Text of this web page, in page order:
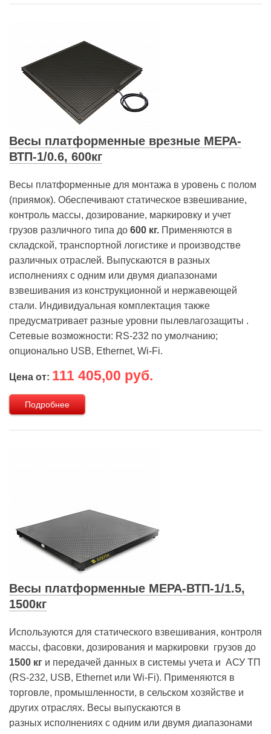
Весы платформенные врезные МЕРА-
ВТП-1/0.6, 600кг
Весы платформенные для монтажа в уровень с полом
(приямок). Обеспечивают статическое взвешивание,
контроль массы, дозирование, маркировку и учет
грузов различного типа до 600 кг. Применяются в
складской, транспортной логистике и производстве
различных отраслей. Выпускаются в разных
исполнениях с одним или двумя диапазонами
взвешивания из конструкционной и нержавеющей
стали. Индивидуальная комплектация также
предусматривает разные уровни пылевлагозащиты .
Сетевые возможности: RS-232 по умолчанию;
опционально USB, Ethernet, Wi-Fi.
Цена от: 111 405,00 руб.
Подробнее
Весы платформенные МЕРА-ВТП-1/1.5,
1500кг
Используются для статического взвешивания, контроля
массы, фасовки, дозирования и маркировки грузов до
1500 кг и передачей данных в системы учета и АСУ ТП
(RS-232, USB, Ethernet или Wi-Fi). Применяются в
торговле, промышленности, в сельском хозяйстве и
других отраслях. Весы выпускаются в
разных исполнениях с одним или двумя диапазонами